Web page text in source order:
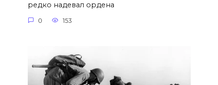
редко надевал ордена
0 153